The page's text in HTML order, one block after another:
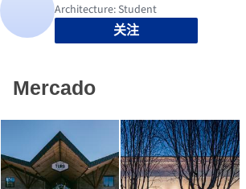
关注
Mercado